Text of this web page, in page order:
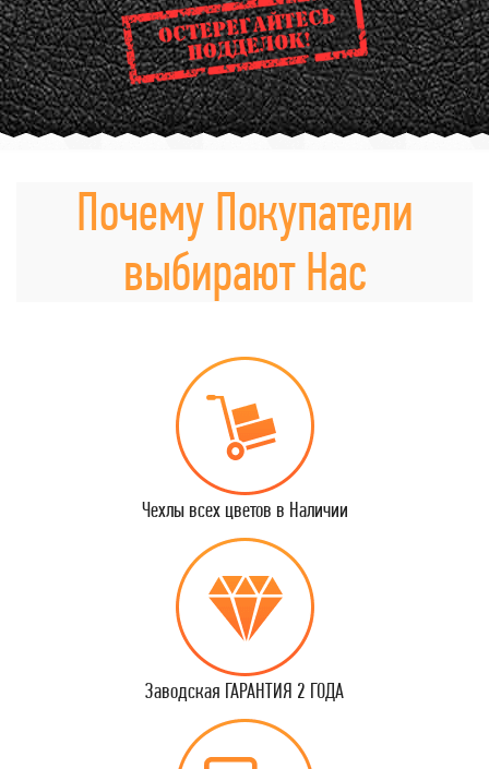
Почему Покупатели
выбирают Нас
Чехлы всех цветов в Наличии
Заводская ГАРАНТИЯ 2 ГОДА